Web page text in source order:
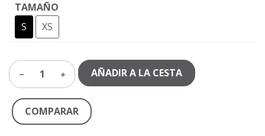
TAMAÑO
S
XS
1 AÑADIR A LA CESTA
COMPARAR